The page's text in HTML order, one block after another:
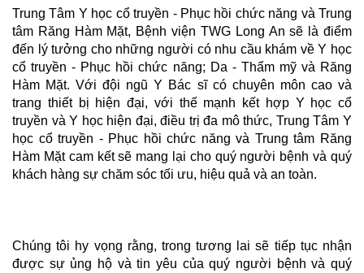
Trung Tâm Y học cổ truyền - Phục hồi chức năng và Trung
tâm Răng Hàm Mặt, Bệnh viện TWG Long An sẽ là điểm
đến lý tưởng cho những người có nhu cầu khám về Y học
cổ truyền - Phục hồi chức năng; Da - Thẩm mỹ và Răng
Hàm Mặt. Với đội ngũ Y Bác sĩ có chuyên môn cao và
trang thiết bị hiện đại, với thế mạnh kết hợp Y học cổ
truyền và Y học hiện đại, điều trị đa mô thức, Trung Tâm Y
học cổ truyền - Phục hồi chức năng và Trung tâm Răng
Hàm Mặt cam kết sẽ mang lại cho quý người bệnh và quý
khách hàng sự chăm sóc tối ưu, hiệu quả và an toàn.
Chúng tôi hy vọng rằng, trong tương lai sẽ tiếp tục nhận
được sự ủng hộ và tin yêu của quý người bệnh và quý